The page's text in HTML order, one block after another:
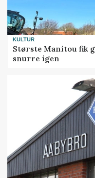
KULTUR
Største Manitou fik
snurre igen